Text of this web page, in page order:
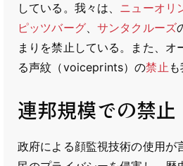
している。我々は、 ニューオリ
ピッツバーグ、 サンタクルーズ
まりを禁止している。また、オ
る声紋（voiceprints）の禁止
連邦規模での禁止
政府による顔監視技術の使用が